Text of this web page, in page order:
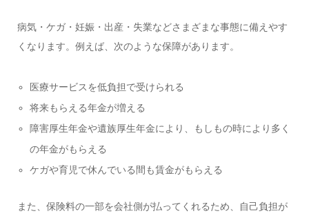
病気・ケガ・妊娠・出産・失業などさまざまな事態に備えやす
くなります。例えば、次のような保障があります。
医療サービスを低負担で受けられる
将来もらえる年金が増える
障害厚生年金や遺族厚生年金により、もしもの時により多く
の年金がもらえる
ケガや育児で休んでいる間も賃金がもらえる
また、保険料の一部を会社側が払ってくれるため、自己負担が